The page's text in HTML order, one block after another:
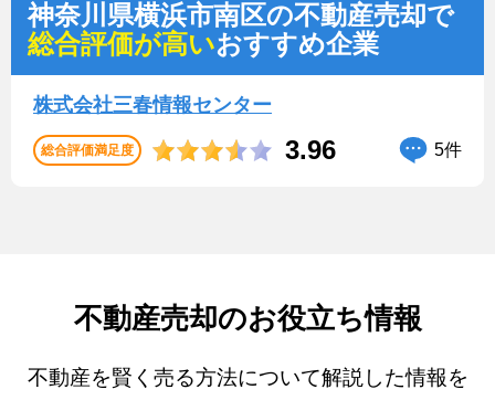
神奈川県横浜市南区の不動産売却で
総合評価が高いおすすめ企業
株式会社三春情報センター
総合評価満足度 3.96 5件
不動産売却のお役立ち情報
不動産を賢く売る方法について解説した情報を